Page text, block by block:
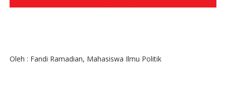
Oleh : Fandi Ramadian, Mahasiswa Ilmu Politik